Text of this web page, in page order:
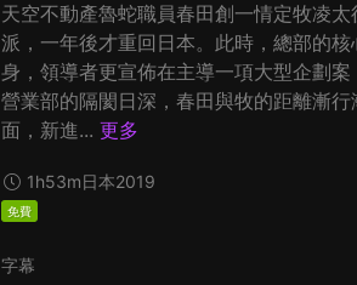
天空不動產魯蛇職員春田創一情定牧凌
派，一年後才重回日本。此時，總部的
身，領導者更宣佈在主導一項大型企劃案
營業部的隔閡日深，春田與牧的距離漸
面，新進... 更多
1h53m日本2019
免費
字幕